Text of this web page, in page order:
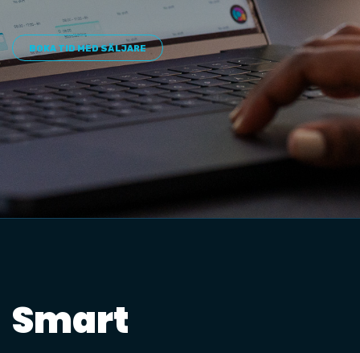
BOKA TID MED SÄLJARE
Smart